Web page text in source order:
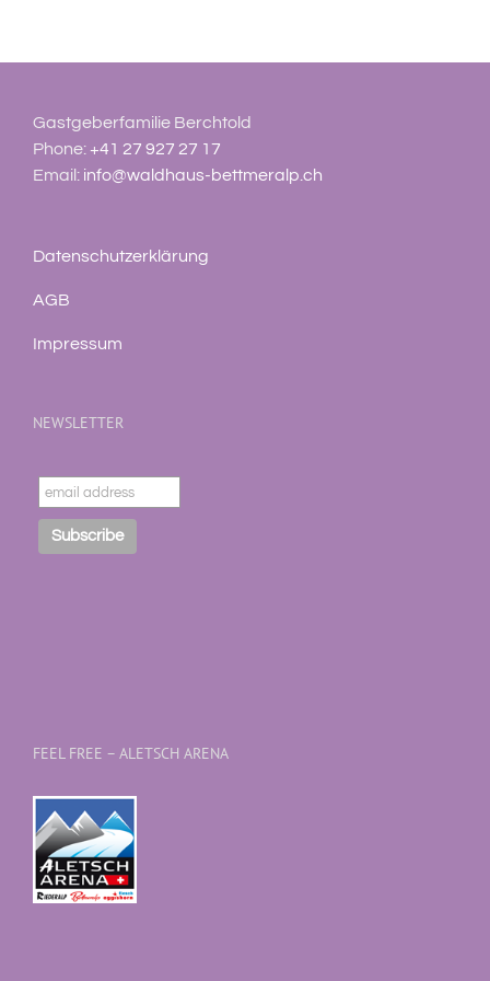
Gastgeberfamilie Berchtold
Phone:+41 27 927 27 17
Email: info@waldhaus-bettmeralp.ch
Datenschutzerklärung
AGB
Impressum
NEWSLETTER
FEEL FREE – ALETSCH ARENA